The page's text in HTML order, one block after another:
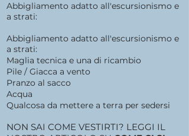
Abbigliamento adatto all'escursionismo e
a strati:
Abbigliamento adatto all'escursionismo e
a strati:
Maglia tecnica e una di ricambio
Pile / Giacca a vento
Pranzo al sacco
Acqua
Qualcosa da mettere a terra per sedersi
NON SAI COME VESTIRTI? LEGGI IL